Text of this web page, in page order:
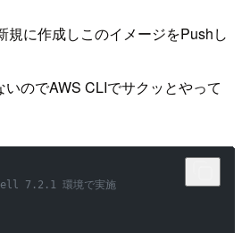
規に作成しこのイメージをPushし
のでAWS CLIでサクッとやって
7.2.1 環境で実施